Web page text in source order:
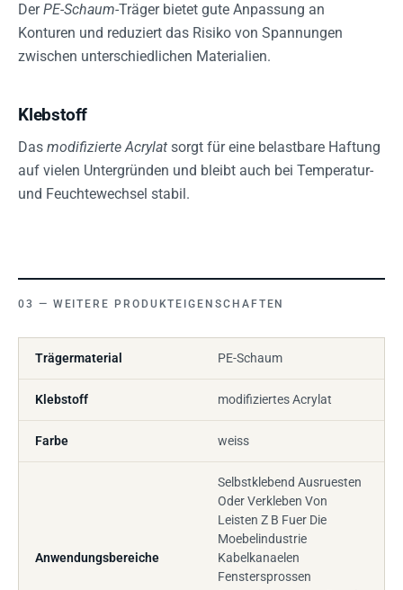
DerPE-Schaum-Träger bietet gute Anpassung an
Konturen und reduziert das Risiko von Spannungen
zwischen unterschiedlichen Materialien.
Klebstoff
Das modifizierte Acrylat sorgt für eine belastbare Haftung
auf vielen Untergründen und bleibt auch bei Temperatur-
und Feuchtewechsel stabil.
WEITERE PRODUKTEIGENSCHAFTEN
Trägermaterial PE-Schaum
Klebstoff modifiziertes Acrylat
Farbe weiss
Anwendungsbereiche
Selbstklebend Ausruesten
Oder Verkleben Von
Leisten Z B Fuer Die
Moebelindustrie
Kabelkanaelen
Fenstersprossen